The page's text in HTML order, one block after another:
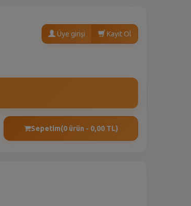
Üye girişi Kayıt Ol
Sepetim(0 ürün - 0,00 TL)